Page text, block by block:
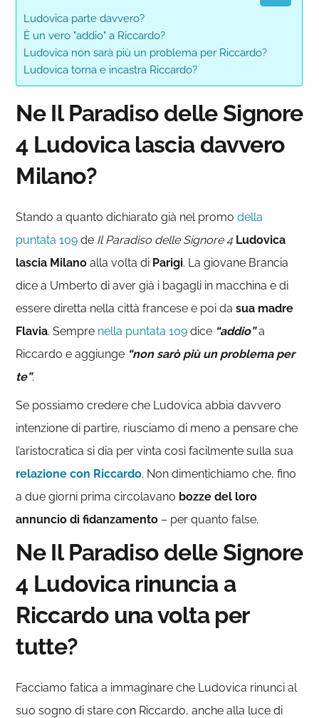
Ludovica parte davvero?
È un vero "addio" a Riccardo?
Ludovica non sarà più un problema per Riccardo?
Ludovica torna e incastra Riccardo?
Ne Il Paradiso delle Signore
4 Ludovica lascia davvero
Milano?
Stando a quanto dichiarato già nel promodella
puntata 109 de Il Paradiso delle Signore 4 Ludovica
lascia Milano alla volta di Parigi. La giovane Brancia
dice a Umberto di aver già i bagagli in macchina e di
essere diretta nella città francese e poi dasua madre
Flavia. Sempre nella puntata 109 dice “addio”a
Riccardo e aggiunge “non sarò più un problema per
te”.
Se possiamo credere che Ludovica abbia davvero
intenzione di partire, riusciamo di meno a pensare che
l’aristocratica si dia per vinta così facilmente sulla sua
relazione con Riccardo. Non dimentichiamo che, fino
a due giorni prima circolavano bozze del loro
annuncio di fidanzamento – per quanto false.
Ne Il Paradiso delle Signore
4 Ludovica rinuncia a
Riccardo una volta per
tutte?
Facciamo fatica a immaginare che Ludovica rinunci al
suo sogno di stare con Riccardo, anche alla luce di